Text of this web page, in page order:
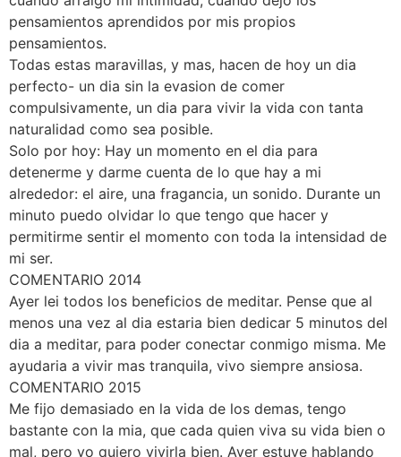
pensamientos aprendidos por mis propios
pensamientos.
Todas estas maravillas, y mas, hacen de hoy un dia
perfecto- un dia sin la evasion de comer
compulsivamente, un dia para vivir la vida con tanta
naturalidad como sea posible.
Solo por hoy: Hay un momento en el dia para
detenerme y darme cuenta de lo que hay a mi
alrededor: el aire, una fragancia, un sonido. Durante un
minuto puedo olvidar lo que tengo que hacer y
permitirme sentir el momento con toda la intensidad de
mi ser.
COMENTARIO 2014
Ayer lei todos los beneficios de meditar. Pense que al
menos una vez al dia estaria bien dedicar 5 minutos del
dia a meditar, para poder conectar conmigo misma. Me
ayudaria a vivir mas tranquila, vivo siempre ansiosa.
COMENTARIO 2015
Me fijo demasiado en la vida de los demas, tengo
bastante con la mia, que cada quien viva su vida bien o
mal, pero yo quiero vivirla bien. Ayer estuve hablando